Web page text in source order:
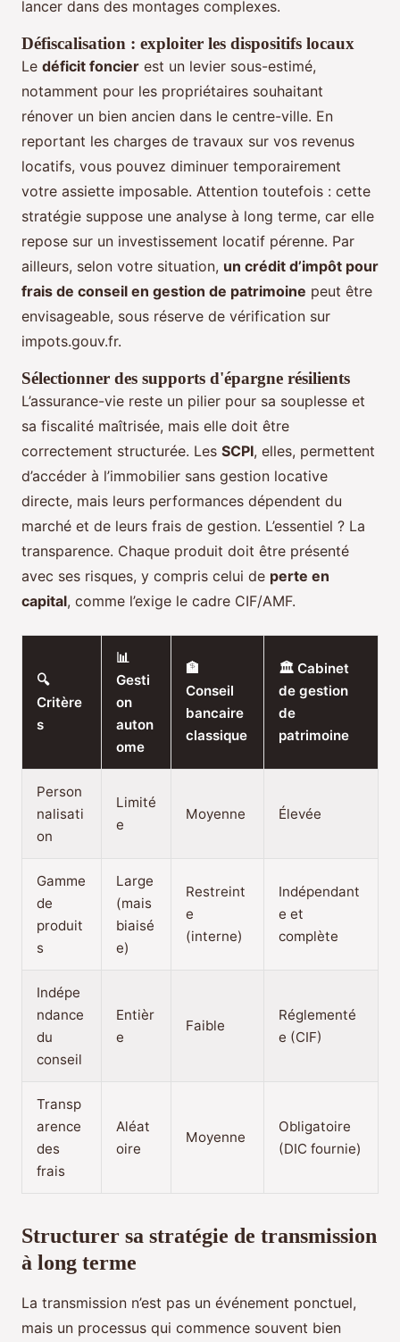
lancer dans des montages complexes.
Défiscalisation : exploiter les dispositifs locaux
Le déficit foncier est un levier sous-estimé,
notamment pour les propriétaires souhaitant
rénover un bien ancien dans le centre-ville. En
reportant les charges de travaux sur vos revenus
locatifs, vous pouvez diminuer temporairement
votre assiette imposable. Attention toutefois : cette
stratégie suppose une analyse à long terme, car elle
repose sur un investissement locatif pérenne. Par
ailleurs, selon votre situation, un crédit d’impôt pour
frais de conseil en gestion de patrimoine peut être
envisageable, sous réserve de vérification sur
impots.gouv.fr.
Sélectionner des supports d'épargne résilients
L’assurance-vie reste un pilier pour sa souplesse et
sa fiscalité maîtrisée, mais elle doit être
correctement structurée. Les SCPI, elles, permettent
d’accéder à l’immobilier sans gestion locative
directe, mais leurs performances dépendent du
marché et de leurs frais de gestion. L’essentiel ? La
transparence. Chaque produit doit être présenté
avec ses risques, y compris celui de perte en
capital, comme l’exige le cadre CIF/AMF.
🔍
Critère
s
📊
Gesti
on
auton
ome
🏦
Conseil
bancaire
classique
🏛️ Cabinet
de gestion
de
patrimoine
Person
nalisati
on
Limité
e
Moyenne Élevée
Gamme
de
produit
s
Large
(mais
biaisé
e)
Restreint
e
(interne)
Indépendant
e et
complète
Indépe
ndance
du
conseil
Entièr
e
Faible
Réglementé
e (CIF)
Transp
arence
des
frais
Aléat
oire
Moyenne
Obligatoire
(DIC fournie)
Structurer sa stratégie de transmission
à long terme
La transmission n’est pas un événement ponctuel,
mais un processus qui commence souvent bien